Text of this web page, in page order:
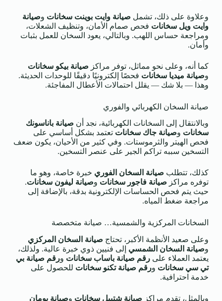
وعلاوة على ذلك، تشمل صيانة وايت بوينت سخانات وصيانة
وايت ويل سخانات فحص صمام الأمان، وتنظيف الشعلات،
ومراجعة حساس اللهب. وبالتالي، يعود السخان للعمل بثبات
وأمان.
كما أنه، وعلى نحو مماثل، توفر مراكز صيانة بيكو سخانات
وصيانة ميديا سخانات فحصًا إلكترونيًا دقيقًا للوحدات الحديثة.
وهذا — بلا شك — يقلل احتمالات الأعطال المفاجئة.
صيانة السخان الكهربائي والفوري
وبالانتقال إلى السخانات الكهربائية، نجد أن صيانة باناسونك
سخانات وصيانة جاك سخانات تعتمد بشكل أساسي على
فحص الهيتر والثرموستات. وفي كثير من الأحيان، يكون ضعف
التسخين سببه تراكم الجير على عنصر التسخين.
كذلك، تتطلب صيانة السخان الفوري خبرة خاصة، وهو ما
توفره مراكز صيانة فاجور سخانات وصيانة ليفون سخانات.
حيث يتم فحص الحساسات الإلكترونية بدقة، بالإضافة إلى
مراجعة ضغط المياه.
السخانات المركزية والشمسية… صيانة متخصصة
وعلى صعيد الأنظمة الأكبر، تحتاج صيانة السخان المركزي
وصيانة السخان الشمسي إلى فنيين ذوي خبرة عالية. ولذلك،
يعتمد العملاء على رقم صيانة باساب سخانات ورقم صيانة بي
تي سي سخانات ورقم صيانة تكنو سخانات للحصول على
خدمة احترافية.
وبالمثل، تقدم مراكز صيانة شتيبل سخانات وصيانة بومان